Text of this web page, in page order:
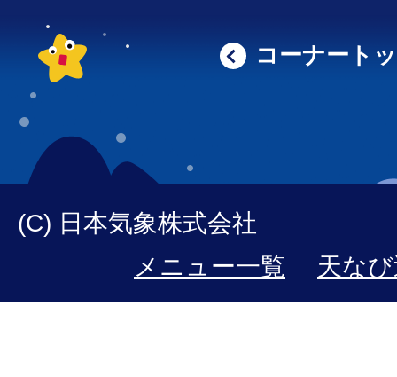
コーナート
(C) 日本気象株式会社
メニュー一覧
天な